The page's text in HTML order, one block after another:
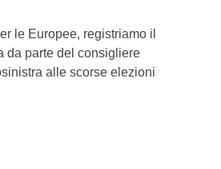
le Europee, registriamo il
da parte del consigliere
alle scorse elezioni